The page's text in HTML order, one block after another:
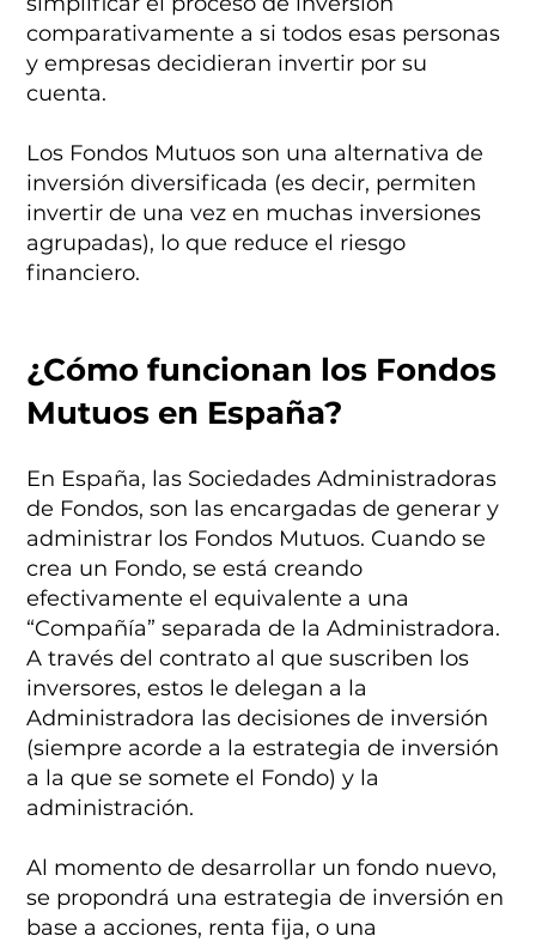
comparativamente a si todos esas personas
y empresas decidieran invertir por su
cuenta.
Los Fondos Mutuos son una alternativa de
inversión diversificada (es decir, permiten
invertir de una vez en muchas inversiones
agrupadas), lo que reduce el riesgo
financiero.
¿Cómo funcionan los Fondos
Mutuos en España?
En España, las Sociedades Administradoras
de Fondos, son las encargadas de generar y
administrar los Fondos Mutuos. Cuando se
crea un Fondo, se está creando
efectivamente el equivalente a una
“Compañía” separada de la Administradora.
A través del contrato al que suscriben los
inversores, estos le delegan a la
Administradora las decisiones de inversión
(siempre acorde a la estrategia de inversión
a la que se somete el Fondo) y la
administración.
Al momento de desarrollar un fondo nuevo,
se propondrá una estrategia de inversión en
base a acciones, renta fija, o una